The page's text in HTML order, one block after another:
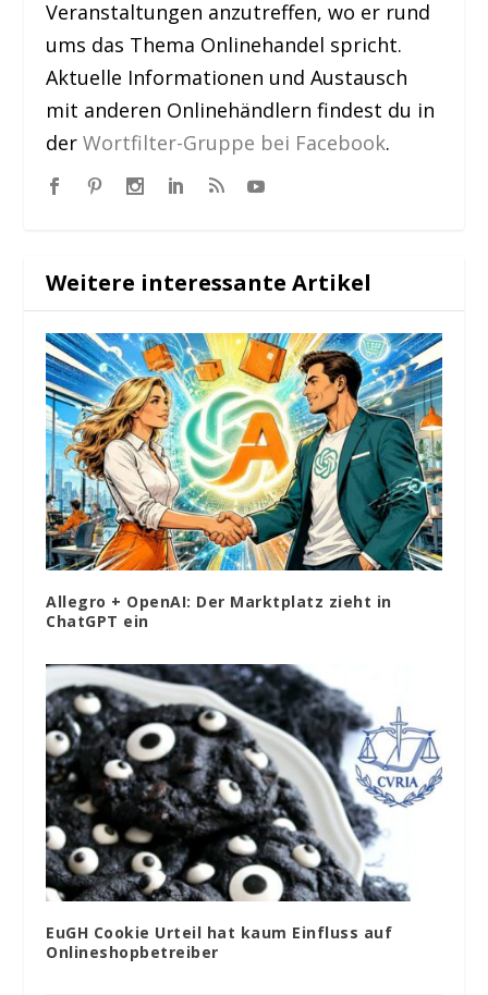
Veranstaltungen anzutreffen, wo er rund
ums das Thema Onlinehandel spricht.
Aktuelle Informationen und Austausch
mit anderen Onlinehändlern findest du in
derWortfilter-Gruppe bei Facebook.
Weitere interessante Artikel
Allegro + OpenAI: Der Marktplatz zieht in
ChatGPT ein
EuGH Cookie Urteil hat kaum Einfluss auf
Onlineshopbetreiber